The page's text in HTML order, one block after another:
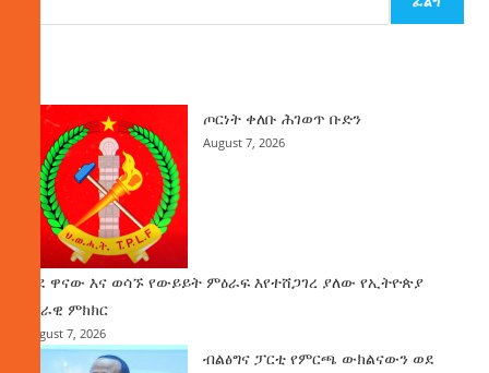
ጦርነት ቀለቡ ሕገወጥ ቡድን
August 7, 2026
ወደ ዋናው እና ወሳኙ የውይይት ምዕራፍ እየተሸጋገረ ያለው የኢትዮጵያ
ሀገራዊ ምክክር
August 7, 2026
ብልፅግና ፓርቲ የምርጫ ውክልናውን ወደ